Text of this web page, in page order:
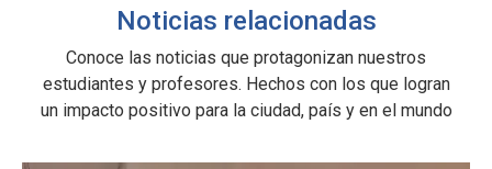
Noticias relacionadas
Conoce las noticias que protagonizan nuestros
estudiantes y profesores. Hechos con los que logran
un impacto positivo para la ciudad, país y en el mundo